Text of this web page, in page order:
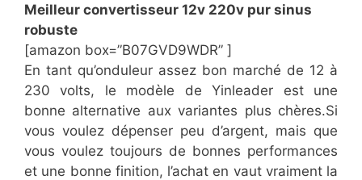
Meilleur convertisseur 12v 220v pur sinus
robuste
[amazon box=”B07GVD9WDR” ]
En tant qu’onduleur assez bon marché de 12 à
230 volts, le modèle de Yinleader est une
bonne alternative aux variantes plus chères.Si
vous voulez dépenser peu d’argent, mais que
vous voulez toujours de bonnes performances
et une bonne finition, l’achat en vaut vraiment la